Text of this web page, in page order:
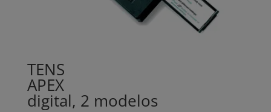
TENS
APEX
digital, 2 modelos